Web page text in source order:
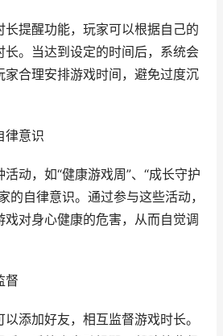
长提醒功能，玩家可以根据自己的
长。当达到设定的时间后，系统会
家合理安排游戏时间，避免过度沉
律意识
动，如“健康游戏周”、“成长守护
的自律意识。通过参与这些活动，
对身心健康的危害，从而自觉调
督
添加好友，相互监督游戏时长。